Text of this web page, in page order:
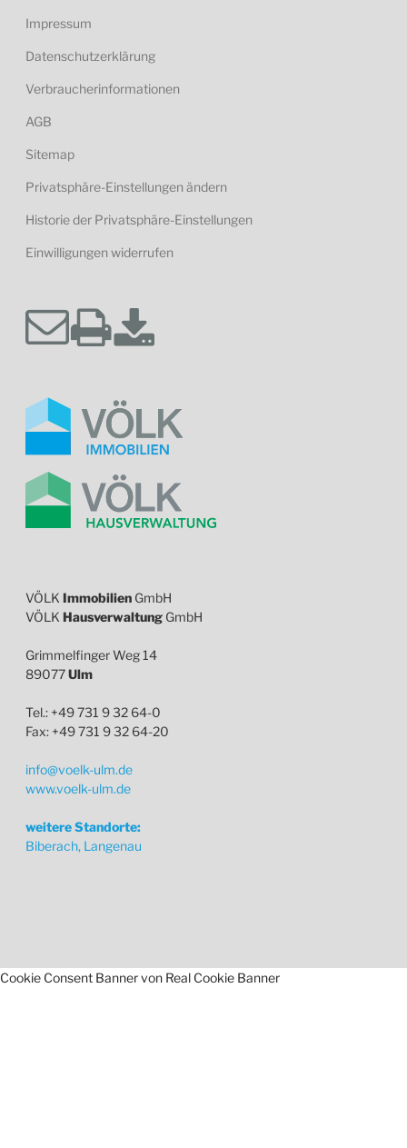
Impressum
Datenschutzerklärung
Verbraucherinformationen
AGB
Sitemap
Privatsphäre-Einstellungen ändern
Historie der Privatsphäre-Einstellungen
Einwilligungen widerrufen
VÖLK Immobilien GmbH
VÖLK Hausverwaltung GmbH
Grimmelfinger Weg 14
89077Ulm
Tel.: +49 731 9 32 64-0
Fax: +49 731 9 32 64-20
info@voelk-ulm.de
www.voelk-ulm.de
weitere Standorte:
Biberach, Langenau
Cookie Consent Banner von Real Cookie Banner